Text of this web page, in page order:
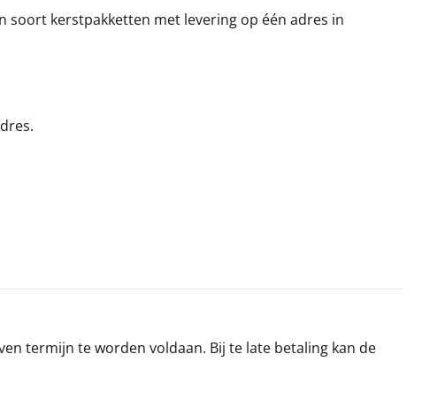
soort kerstpakketten met levering op één adres in
termijn te worden voldaan. Bij te late betaling kan de